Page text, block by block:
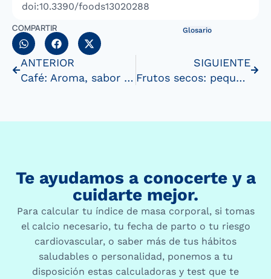
doi:10.3390/foods13020288
COMPARTIR Glosario
ANTERIOR
Café: Aroma, sabor y bienestar en cada taza
SIGUIENTE
Frutos secos: pequeños tesoros de sabor ynutrición
Te ayudamos a conocerte y a
cuidarte mejor.
Para calcular tu índice de masa corporal, si tomas
el calcio necesario, tu fecha de parto o tu riesgo
cardiovascular, o saber más de tus hábitos
saludables o personalidad, ponemos a tu
disposición estas calculadoras y test que te